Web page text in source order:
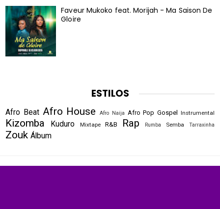
Faveur Mukoko feat. Morijah - Ma Saison De
Gloire
ESTILOS
Afro Beat Afro House Afro Naija Afro Pop Gospel Instrumental
Kizomba Kuduro Mixtape R&B Rap Rumba Semba Tarraxinha
Zouk Álbum